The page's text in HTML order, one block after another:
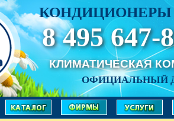
КОНДИЦИОНЕРЫ
8 495 647-
КЛИМАТИЧЕСКАЯ
ОФИЦИАЛЬНЫЙ